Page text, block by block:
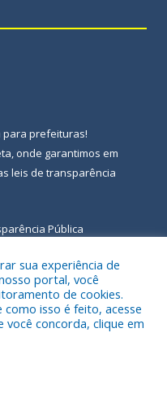
para prefeituras!
onde garantimos em
leis de transparência
Pública
Municipal de Igarapé-
sua experiência de
portal, você
de cookies.
isso é feito, acesse
você concorda, clique em